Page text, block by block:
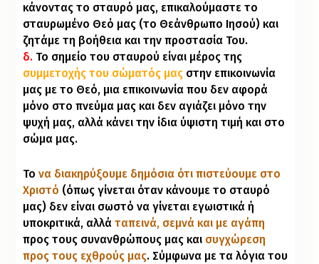
κάνοντας το σταυρό μας, επικαλούμαστε το
σταυρωμένο Θεό μας (το Θεάνθρωπο Ιησού) και
ζητάμε τη βοήθεια και την προστασία Του.
δ. Το σημείο του σταυρού είναι μέρος της
συμμετοχής του σώματός μας στην επικοινωνία
μας με το Θεό, μια επικοινωνία που δεν αφορά
μόνο στο πνεύμα μας και δεν αγιάζει μόνο την
ψυχή μας, αλλά κάνει την ίδια ύψιστη τιμή και στο
σώμα μας.
Τονα διακηρύξουμε δημόσια ότι πιστεύουμε στο
Χριστό (όπως γίνεται όταν κάνουμε το σταυρό
μας) δεν είναι σωστό να γίνεται εγωιστικά ή
υποκριτικά, αλλάταπεινά, σεμνά και με αγάπη
προς τους συνανθρώπους μας και συγχώρεση
προς τους εχθρούς μας. Σύμφωνα με τα λόγια του